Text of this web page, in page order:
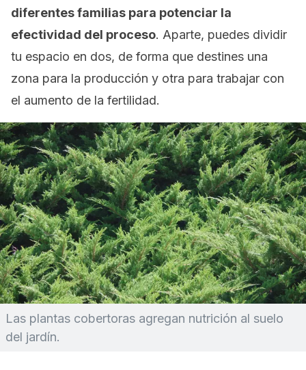
diferentes familias para potenciar la
efectividad del proceso. Aparte, puedes dividir
tu espacio en dos, de forma que destines una
zona para la producción y otra para trabajar con
el aumento de la fertilidad.
Las plantas cobertoras agregan nutrición al suelo
del jardín.